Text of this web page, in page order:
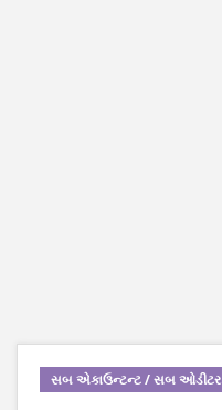
સબ એકાઉન્ટન્ટ / સબ ઓડીટર